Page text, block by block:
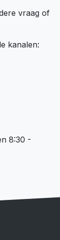
vraag of
kanalen:
8:30 -